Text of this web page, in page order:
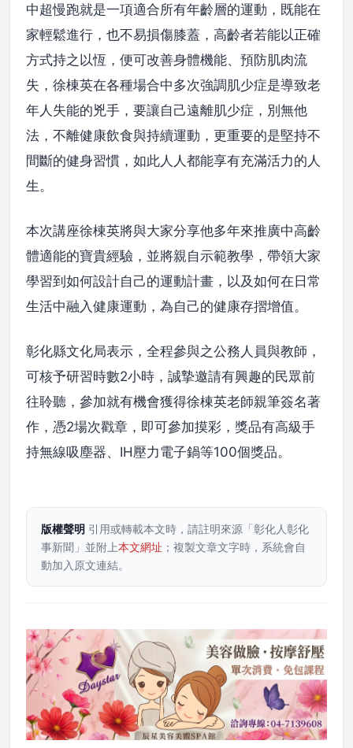
中超慢跑就是一項適合所有年齡層的運動，既能在
家輕鬆進行，也不易損傷膝蓋，高齡者若能以正確
方式持之以恆，便可改善身體機能、預防肌肉流
失，徐棟英在各種場合中多次強調肌少症是導致老
年人失能的兇手，要讓自己遠離肌少症，別無他
法，不離健康飲食與持續運動，更重要的是堅持不
間斷的健身習慣，如此人人都能享有充滿活力的人
生。
本次講座徐棟英將與大家分享他多年來推廣中高齡
體適能的寶貴經驗，並將親自示範教學，帶領大家
學習到如何設計自己的運動計畫，以及如何在日常
生活中融入健康運動，為自己的健康存摺增值。
彰化縣文化局表示，全程參與之公務人員與教師，
可核予研習時數2小時，誠摯邀請有興趣的民眾前
往聆聽，參加就有機會獲得徐棟英老師親筆簽名著
作，憑2場次戳章，即可參加摸彩，獎品有高級手
持無線吸塵器、IH壓力電子鍋等100個獎品。
版權聲明 引用或轉載本文時，請註明來源「彰化人彰化
事新聞」並附上本文網址 ；複製文章文字時，系統會自
動加入原文連結。